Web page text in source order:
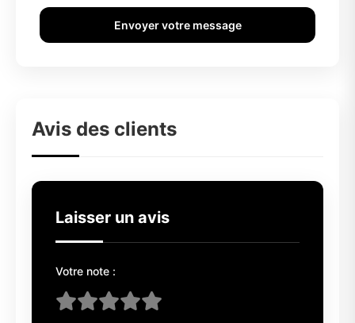
Envoyer votre message
Avis des clients
Laisser un avis
Votre note :